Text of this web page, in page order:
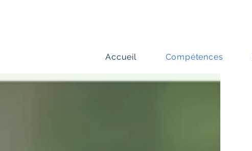
Accueil Compétences